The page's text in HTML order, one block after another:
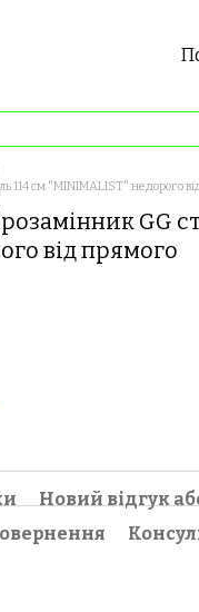
114 см "MINIMALIST" недорого
GG
від прямого
Новий відгук